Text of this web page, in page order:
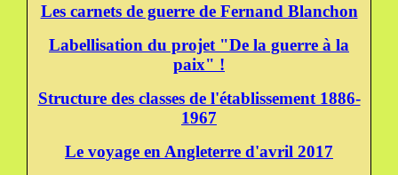
Les carnets de guerre de Fernand Blanchon
Labellisation du projet "De la guerre à la
paix" !
Structure des classes de l'établissement 1886-
1967
Le voyage en Angleterre d'avril 2017